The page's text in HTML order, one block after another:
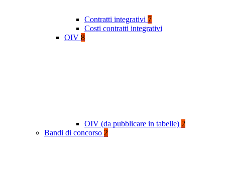
Contratti integrativi 7
Costi contratti integrativi
OIV 8
OIV (da pubblicare in tabelle) 2
Bandi di concorso 2